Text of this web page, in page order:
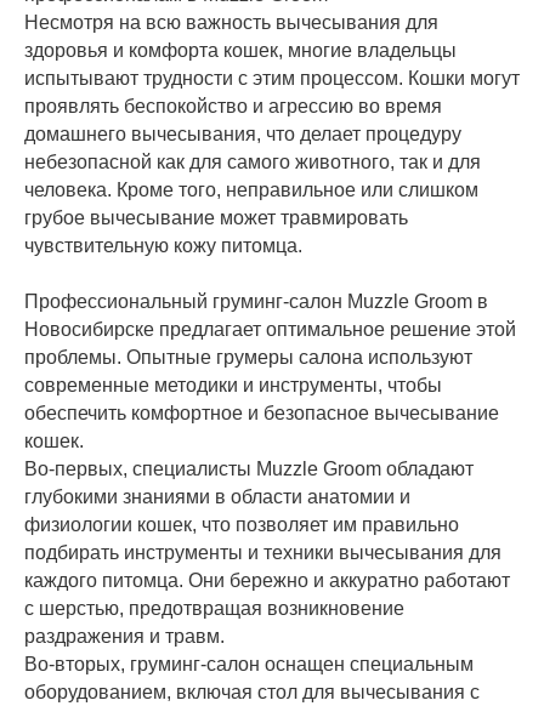
Несмотря на всю важность вычесывания для
здоровья и комфорта кошек, многие владельцы
испытывают трудности с этим процессом. Кошки могут
проявлять беспокойство и агрессию во время
домашнего вычесывания, что делает процедуру
небезопасной как для самого животного, так и для
человека. Кроме того, неправильное или слишком
грубое вычесывание может травмировать
чувствительную кожу питомца.
Профессиональный груминг-салон Muzzle Groom в
Новосибирске предлагает оптимальное решение этой
проблемы. Опытные грумеры салона используют
современные методики и инструменты, чтобы
обеспечить комфортное и безопасное вычесывание
кошек.
Во-первых, специалисты Muzzle Groom обладают
глубокими знаниями в области анатомии и
физиологии кошек, что позволяет им правильно
подбирать инструменты и техники вычесывания для
каждого питомца. Они бережно и аккуратно работают
с шерстью, предотвращая возникновение
раздражения и травм.
Во-вторых, груминг-салон оснащен специальным
оборудованием, включая стол для вычесывания с